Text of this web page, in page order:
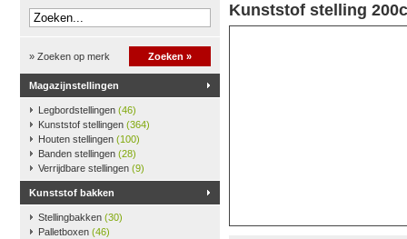
» Zoeken op merk Zoeken »
Magazijnstellingen
Legbordstellingen (46)
Kunststof stellingen (364)
Houten stellingen (100)
Banden stellingen (28)
Verrijdbare stellingen (9)
Kunststof bakken
Stellingbakken (30)
Palletboxen (46)
Kunststof stelling